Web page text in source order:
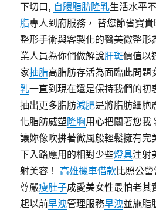
下切口, 自體脂肪隆乳生活水平
脂專人到府服務， 替您節省寶
整形手術與客製化的醫美微整形
業人員為你們做解說肝斑價值以
家抽脂高脂肪存活為面臨此問題
乳一直到現在還是保持我們的初
抽出更多脂肪減肥是將脂肪細胞
化脂肪威塑隆胸用心把關著您我
讓妳像吹拂著微風般輕鬆擁有完
下入路應用的相對少些燈具注射
射美容！ 高雄機車借款比照公
尊嚴瘦肚子成愛美女性最怕老其
起以前早洩管理服務早洩並施脂